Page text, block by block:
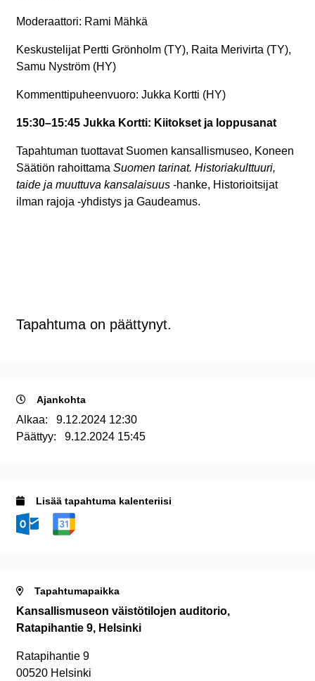
Moderaattori: Rami Mähkä
Keskustelijat Pertti Grönholm (TY), Raita Merivirta (TY),
Samu Nyström (HY)
Kommenttipuheenvuoro: Jukka Kortti (HY)
15:30–15:45 Jukka Kortti: Kiitokset ja loppusanat
Tapahtuman tuottavat Suomen kansallismuseo, Koneen
Säätiön rahoittama Suomen tarinat. Historiakulttuuri,
taide ja muuttuva kansalaisuus -hanke, Historioitsijat
ilman rajoja -yhdistys ja Gaudeamus.
Tapahtuma on päättynyt.
Ajankohta
Alkaa: 9.12.2024 12:30
Päättyy: 9.12.2024 15:45
Lisää tapahtuma kalenteriisi
Tapahtumapaikka
Kansallismuseon väistötilojen auditorio,
Ratapihantie 9, Helsinki
Ratapihantie 9
00520 Helsinki